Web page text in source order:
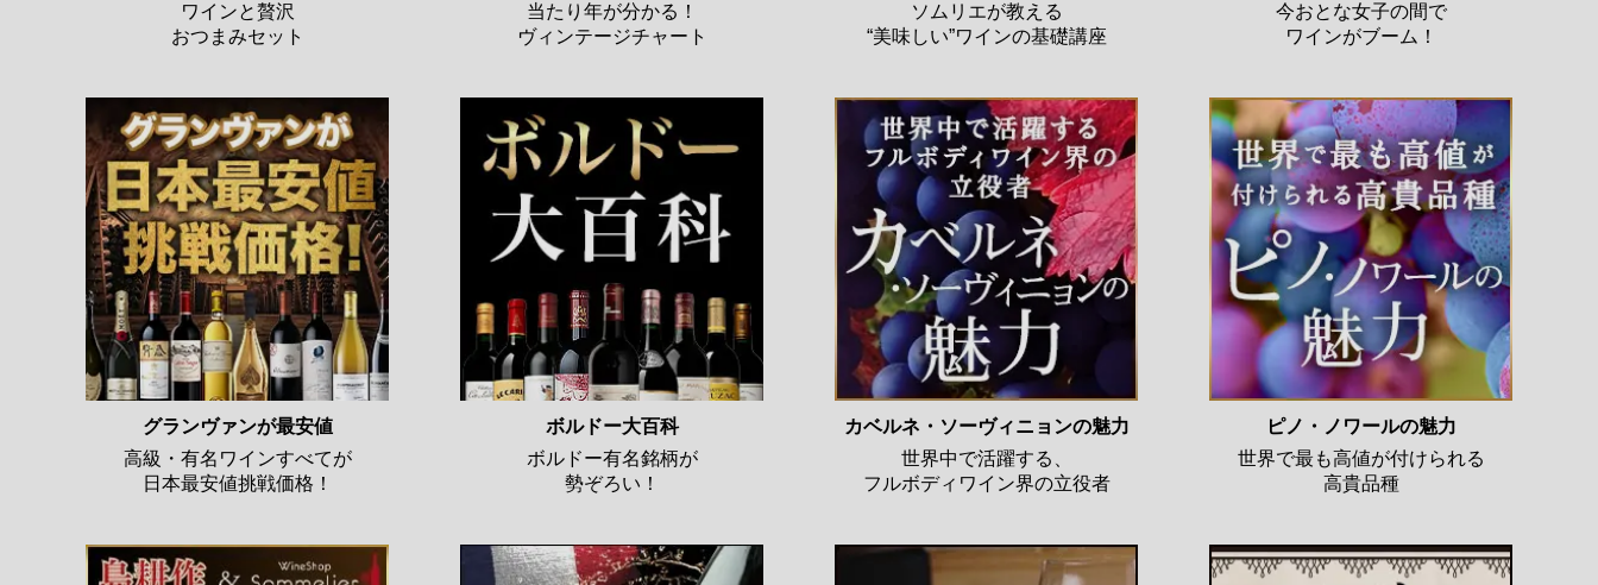
ワインと贅沢
おつまみセット
当たり年が分かる！
ヴィンテージチャート
ソムリエが教える
“美味しい”ワインの基礎講座
今おとな女子の間で
ワインがブーム！
グランヴァンが最安値
高級・有名ワインすべてが
日本最安値挑戦価格！
ボルドー大百科
ボルドー有名銘柄が
勢ぞろい！
カベルネ・ソーヴィニョンの魅力
世界中で活躍する、
フルボディワイン界の立役者
ピノ・ノワールの魅力
世界で最も高値が付けられる
高貴品種